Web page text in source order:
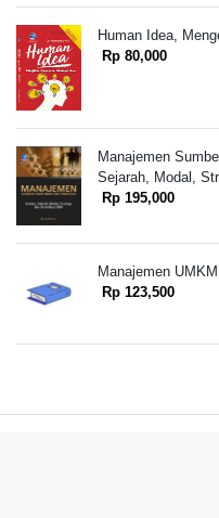
Human Idea,
Rp 80,000
Manajemen
Sejarah, Modal,
Rp 195,000
Manajemen
Rp 123,500